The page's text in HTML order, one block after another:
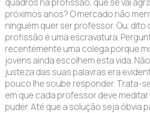
próximos anos? O mercado não
ninguém quer ser professor. Ou, dito
profissão é uma escravatura.
recentemente uma colega porque
jovens ainda escolhem esta vida.
justeza das suas palavras era
pouco lhe soube responder. Trata-
em que cada professor deve
puder. Até que a solução seja óbvia